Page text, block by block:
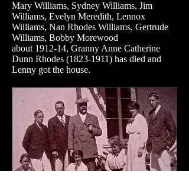
Mary Williams, Sydney Williams, Jim
Williams, Evelyn Meredith, Lennox
Williams, Nan Rhodes Williams, Gertrude
Williams, Bobby Morewood
about 1912-14, Granny Anne Catherine
Dunn Rhodes (1823-1911) has died and
Lenny got the house.